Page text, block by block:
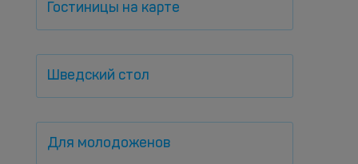
Гостиницы на карте
Шведский стол
Для молодоженов